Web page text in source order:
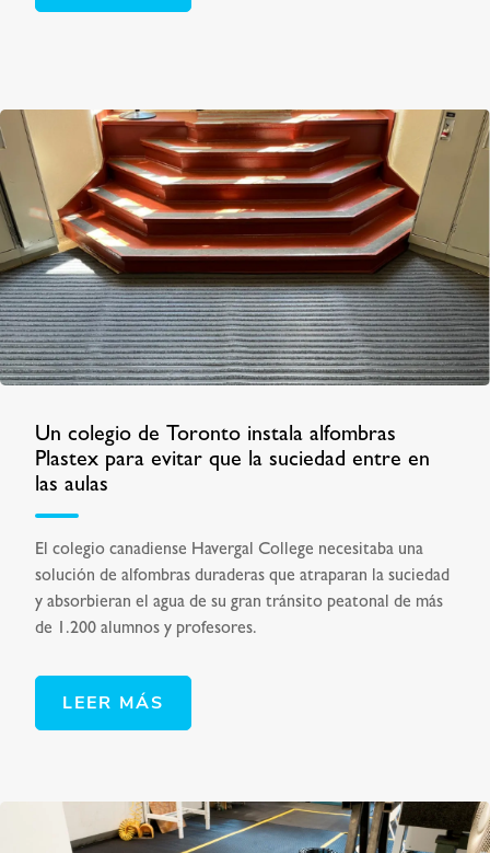
Un colegio de Toronto instala alfombras
Plastex para evitar que la suciedad entre en
las aulas
El colegio canadiense Havergal College necesitaba una
solución de alfombras duraderas que atraparan la suciedad
y absorbieran el agua de su gran tránsito peatonal de más
de 1.200 alumnos y profesores.
LEER MÁS